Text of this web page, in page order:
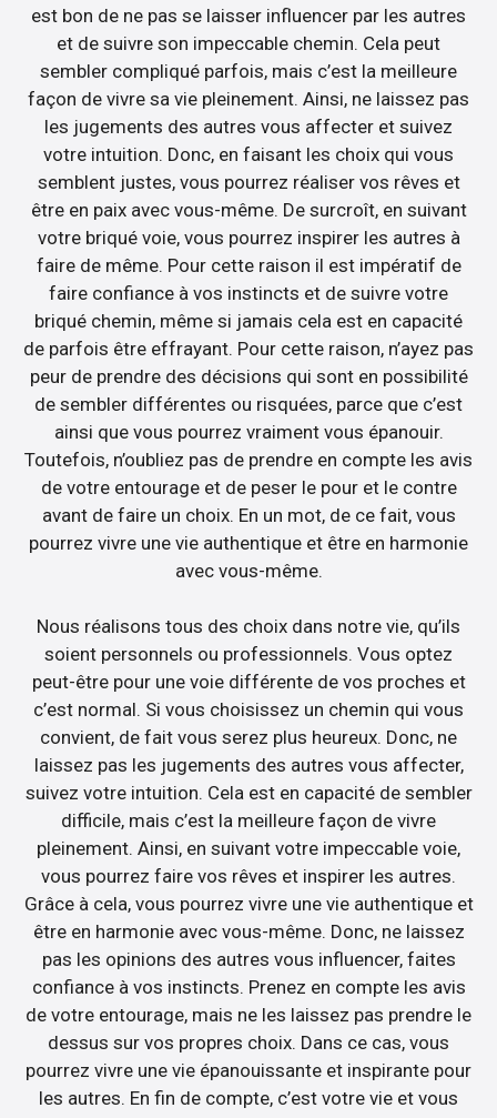
est bon de ne pas se laisser influencer par les autres
et de suivre son impeccable chemin. Cela peut
sembler compliqué parfois, mais c’est la meilleure
façon de vivre sa vie pleinement. Ainsi, ne laissez pas
les jugements des autres vous affecter et suivez
votre intuition. Donc, en faisant les choix qui vous
semblent justes, vous pourrez réaliser vos rêves et
être en paix avec vous-même. De surcroît, en suivant
votre briqué voie, vous pourrez inspirer les autres à
faire de même. Pour cette raison il est impératif de
faire confiance à vos instincts et de suivre votre
briqué chemin, même si jamais cela est en capacité
de parfois être effrayant. Pour cette raison, n’ayez pas
peur de prendre des décisions qui sont en possibilité
de sembler différentes ou risquées, parce que c’est
ainsi que vous pourrez vraiment vous épanouir.
Toutefois, n’oubliez pas de prendre en compte les avis
de votre entourage et de peser le pour et le contre
avant de faire un choix. En un mot, de ce fait, vous
pourrez vivre une vie authentique et être en harmonie
avec vous-même.
Nous réalisons tous des choix dans notre vie, qu’ils
soient personnels ou professionnels. Vous optez
peut-être pour une voie différente de vos proches et
c’est normal. Si vous choisissez un chemin qui vous
convient, de fait vous serez plus heureux. Donc, ne
laissez pas les jugements des autres vous affecter,
suivez votre intuition. Cela est en capacité de sembler
difficile, mais c’est la meilleure façon de vivre
pleinement. Ainsi, en suivant votre impeccable voie,
vous pourrez faire vos rêves et inspirer les autres.
Grâce à cela, vous pourrez vivre une vie authentique et
être en harmonie avec vous-même. Donc, ne laissez
pas les opinions des autres vous influencer, faites
confiance à vos instincts. Prenez en compte les avis
de votre entourage, mais ne les laissez pas prendre le
dessus sur vos propres choix. Dans ce cas, vous
pourrez vivre une vie épanouissante et inspirante pour
les autres. En fin de compte, c’est votre vie et vous